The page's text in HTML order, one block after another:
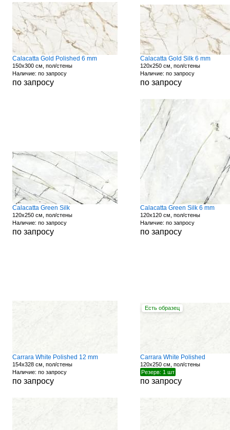
Calacatta Gold Polished 6 mm
150x300 см, пол/стены
Наличие: по запросу
по запросу
Calacatta Gold Silk 6 mm
120x250 см, пол/стены
Наличие: по запросу
по запросу
Calacatta Green Silk
120x250 см, пол/стены
Наличие: по запросу
по запросу
Calacatta Green Silk 6 mm
120x120 см, пол/стены
Наличие: по запросу
по запросу
Carrara White Polished 12 mm
154x328 см, пол/стены
Наличие: по запросу
по запросу
Есть образец
Carrara White Polished
120x250 см, пол/стены
Резерв: 1 шт
по запросу